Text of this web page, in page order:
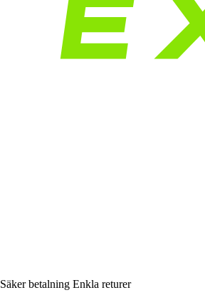
Säker betalning Enkla returer